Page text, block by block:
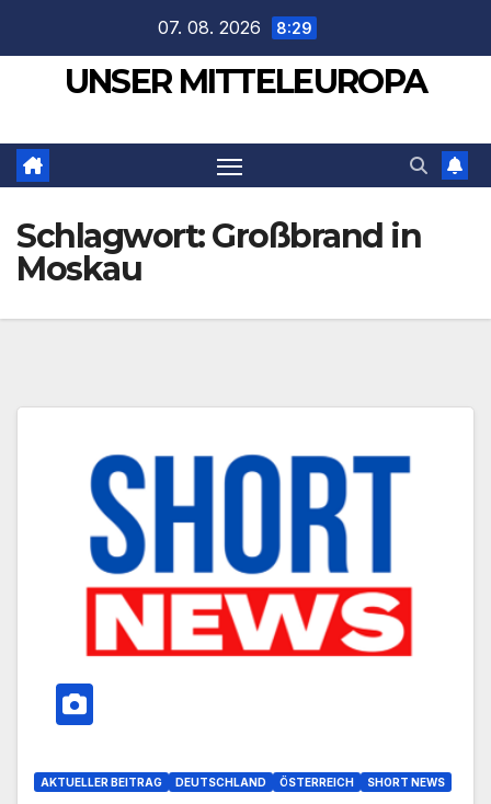
springen
07. 08. 2026 8:29
UNSER MITTELEUROPA
Schlagwort:Großbrand in
Moskau
AKTUELLER BEITRAG DEUTSCHLAND ÖSTERREICH SHORT NEWS